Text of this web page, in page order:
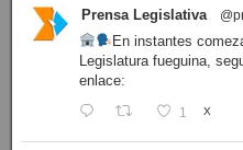
Prensa Legislativa
En instantes
Legislatura fueguina,
enlace:
1 X